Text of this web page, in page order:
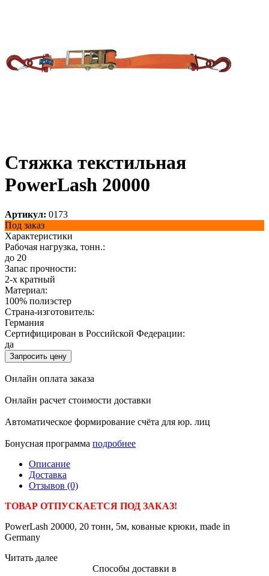
Стяжка текстильная
PowerLash 20000
Артикул: 0173
Под заказ
Характеристики
Рабочая нагрузка, тонн.:
до 20
Запас прочности:
2-х кратный
Материал:
100% полиэстер
Страна-изготовитель:
Германия
Сертифицирован в Российской Федерации:
да
Запросить цену
Онлайн оплата заказа
Онлайн расчет стоимости доставки
Автоматическое формирование счёта для юр. лиц
Бонусная программа подробнее
Описание
Доставка
Отзывов (0)
ТОВАР ОТПУСКАЕТСЯ ПОД ЗАКАЗ!
PowerLash 20000, 20 тонн, 5м, кованые крюки, made in
Germany
Читать далее
Способы доставки в